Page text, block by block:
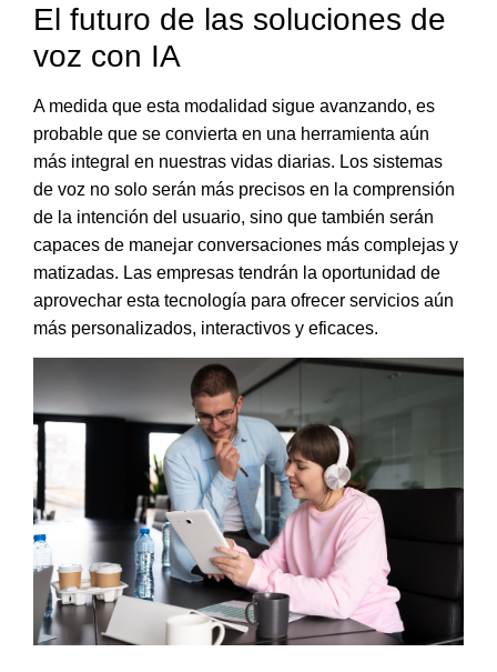
El futuro de las soluciones de
voz con IA
A medida que esta modalidad sigue avanzando, es
probable que se convierta en una herramienta aún
más integral en nuestras vidas diarias. Los sistemas
de voz no solo serán más precisos en la comprensión
de la intención del usuario, sino que también serán
capaces de manejar conversaciones más complejas y
matizadas. Las empresas tendrán la oportunidad de
aprovechar esta tecnología para ofrecer servicios aún
más personalizados, interactivos y eficaces.